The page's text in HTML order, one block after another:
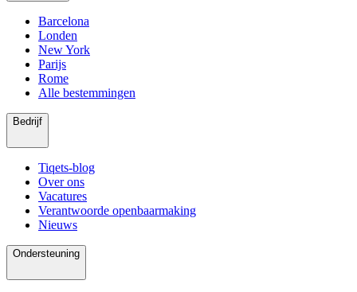
Barcelona
Londen
New York
Parijs
Rome
Alle bestemmingen
Bedrijf
Tiqets-blog
Over ons
Vacatures
Verantwoorde openbaarmaking
Nieuws
Ondersteuning